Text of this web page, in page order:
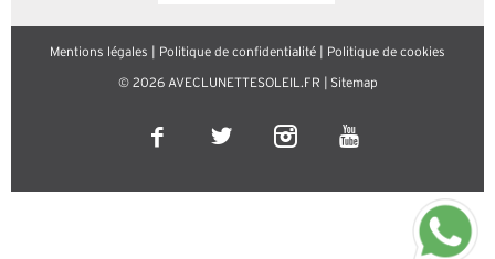
Mentions légales Politique de confidentialité Politique de cookies
© 2026 AVECLUNETTESOLEIL.FR | Sitemap